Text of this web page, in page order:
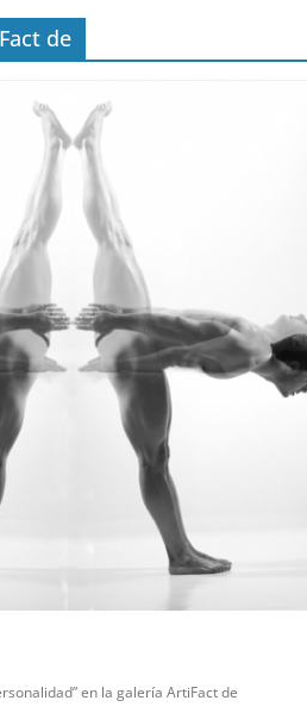
de
en la galería ArtiFact de